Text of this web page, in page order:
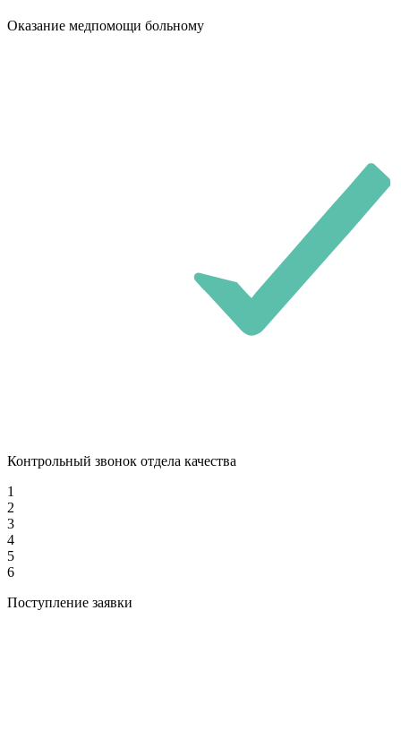
Оказание медпомощи больному
Контрольный звонок отдела качества
1
2
3
4
5
6
Поступление заявки